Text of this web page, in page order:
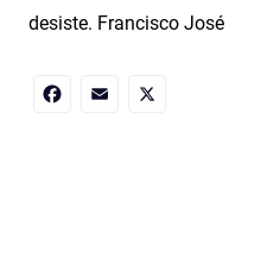
desiste. Francisco José